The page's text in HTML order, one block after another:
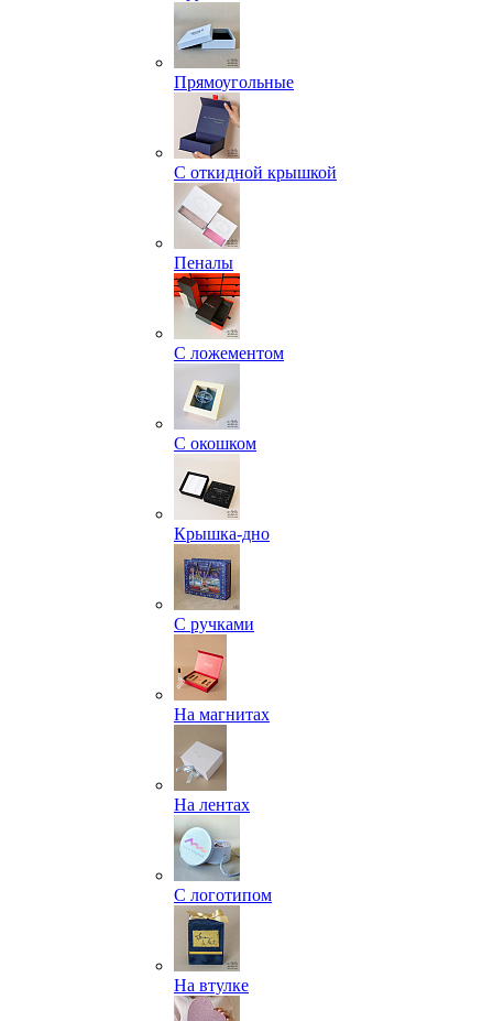
Прямоугольные
С откидной крышкой
Пеналы
С ложементом
С окошком
Крышка-дно
С ручками
На магнитах
На лентах
С логотипом
На втулке